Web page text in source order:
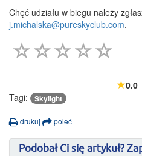
Chęć udziału w biegu należy
j.michalska@pureskyclub.com.
0.0
Tagi:
Skylight
drukuj poleć
Podobał Ci się artykuł?